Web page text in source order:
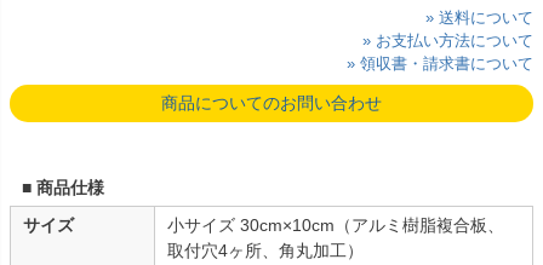
» 送料について
» お支払い方法について
» 領収書・請求書について
商品についてのお問い合わせ
■ 商品仕様
サイズ
小サイズ 30cm×10cm（アルミ樹脂複合板、
取付穴4ヶ所、角丸加工）